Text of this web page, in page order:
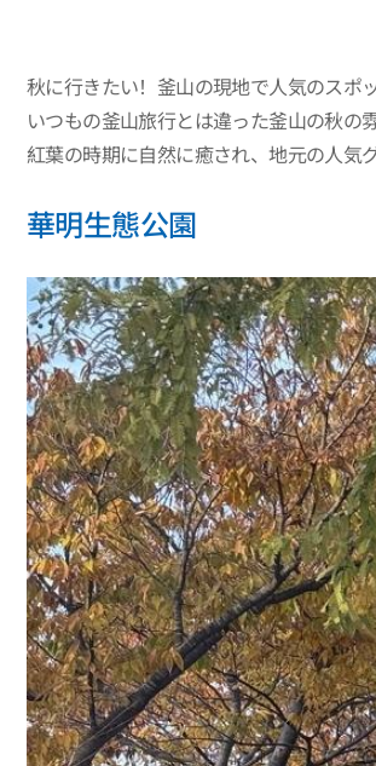
秋に行きたい！釜山の現地で人気のスポ
いつもの釜山旅行とは違った釜山の秋の
紅葉の時期に自然に癒され、地元の人気
華明生態公園